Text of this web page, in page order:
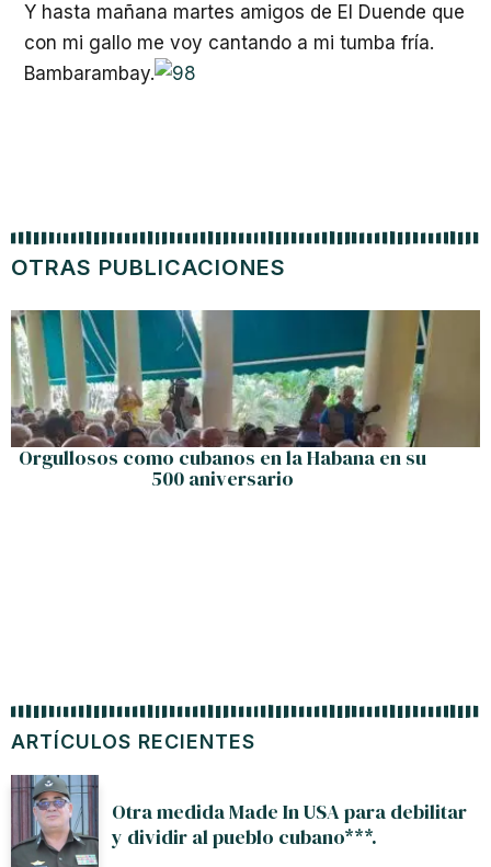
Y hasta mañana martes amigos de El Duende que
con mi gallo me voy cantando a mi tumba fría.
Bambarambay.
ARTÍCULOS RECIENTES
Otra medida Made In USA para debilitar
y dividir al pueblo cubano***.
OTRAS PUBLICACIONES
Orgullosos como cubanos en la Habana en su
500 aniversario